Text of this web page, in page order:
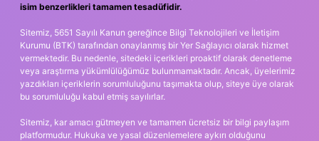
isim benzerlikleri tamamen tesadüfidir.
Sitemiz, 5651 Sayılı Kanun gereğince Bilgi Teknolojileri ve İletişim
Kurumu (BTK) tarafından onaylanmış bir Yer Sağlayıcı olarak hizmet
vermektedir. Bu nedenle, sitedeki içerikleri proaktif olarak denetleme
veya araştırma yükümlülüğümüz bulunmamaktadır. Ancak, üyelerimiz
yazdıkları içeriklerin sorumluluğunu taşımakta olup, siteye üye olarak
bu sorumluluğu kabul etmiş sayılırlar.
Sitemiz, kar amacı gütmeyen ve tamamen ücretsiz bir bilgi paylaşım
platformudur. Hukuka ve yasal düzenlemelere aykırı olduğunu